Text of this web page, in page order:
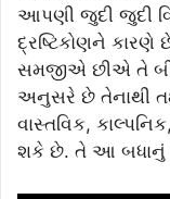
આપણી જુદી જુદી
દ્રષ્ટિકોણને
સમજીએ છીએ તે
અનુસરે છે તેનાથી
વાસ્તવિક,
શકે છે. તે આ બધાનું